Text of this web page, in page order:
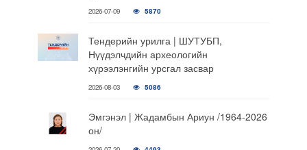
2026-07-09 5870
Тендерийн урилга | ШУТУБП,
Нүүдэлчдийн археологийн
хүрээлэнгийн урсгал засвар
2026-08-03 5086
Эмгэнэл | Жадамбын Ариун /1964-2026
он/